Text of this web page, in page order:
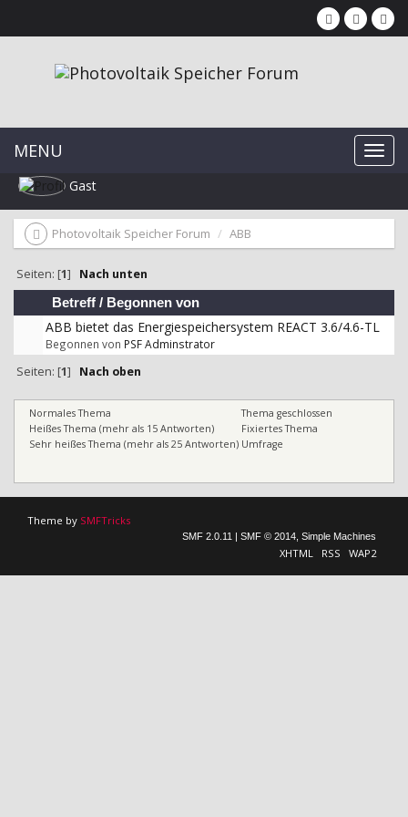
MENU
Gast
Photovoltaik Speicher Forum ABB
Seiten: [1] Nach unten
Betreff / Begonnen von
ABB bietet das Energiespeichersystem REACT 3.6/4.6-TL
Begonnen von PSF Adminstrator
Seiten: [1] Nach oben
Normales Thema
Heißes Thema (mehr als 15 Antworten)
Sehr heißes Thema (mehr als 25 Antworten)
Thema geschlossen
Fixiertes Thema
Umfrage
Theme by SMFTricks
SMF 2.0.11 SMF © 2014 Simple Machines
XHTML RSS WAP2